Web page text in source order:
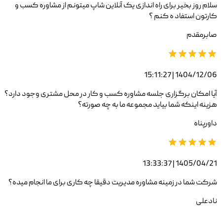
سلام روز بخیر برای راه اندازی یک آنلاین شاپ میتونم از مشاوره کسب و
کارتون استفاد ه کنم ؟
صابرمقدم
1404/12/06 | 15:11:27
آیا امکان برگزاری جلسه مشاوره کسب و کار در محل مشتری وجود دارد؟
هزینه اینکه شما بیاید مجموعه ما به چه صورته؟
داورپناه
1405/04/21 | 13:33:37
شرکت شما در زمینه مشاوره مدیریت دقیقا چه کاری برای ما انجام میده؟
نادعلی